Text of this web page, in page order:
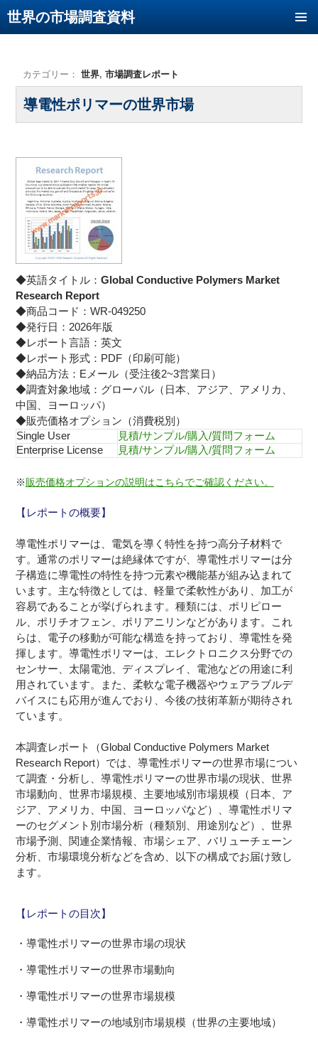
世界の市場調査資料
カテゴリー： 世界, 市場調査レポート
導電性ポリマーの世界市場
◆英語タイトル： Global Conductive Polymers Market
Research Report
◆商品コード：WR-049250
◆発行日：2026年版
◆レポート言語：英文
◆レポート形式：PDF（印刷可能）
◆納品方法：Eメール（受注後2~3営業日）
◆調査対象地域：グローバル（日本、アジア、アメリカ、
中国、ヨーロッパ）
◆販売価格オプション（消費税別）
Single User
見積/サンプル/購入/質問フォーム
Enterprise License
見積/サンプル/購入/質問フォーム
※販売価格オプションの説明はこちらでご確認ください。
【レポートの概要】
導電性ポリマーは、電気を導く特性を持つ高分子材料で
す。通常のポリマーは絶縁体ですが、導電性ポリマーは分
子構造に導電性の特性を持つ元素や機能基が組み込まれて
います。主な特徴としては、軽量で柔軟性があり、加工が
容易であることが挙げられます。種類には、ポリピロー
ル、ポリチオフェン、ポリアニリンなどがあります。これ
らは、電子の移動が可能な構造を持っており、導電性を発
揮します。導電性ポリマーは、エレクトロニクス分野での
センサー、太陽電池、ディスプレイ、電池などの用途に利
用されています。また、柔軟な電子機器やウェアラブルデ
バイスにも応用が進んでおり、今後の技術革新が期待され
ています。
本調査レポート（Global Conductive Polymers Market
Research Report）では、導電性ポリマーの世界市場につい
て調査・分析し、導電性ポリマーの世界市場の現状、世界
市場動向、世界市場規模、主要地域別市場規模（日本、ア
ジア、アメリカ、中国、ヨーロッパなど）、導電性ポリマ
ーのセグメント別市場分析（種類別、用途別など）、世界
市場予測、関連企業情報、市場シェア、バリューチェーン
分析、市場環境分析などを含め、以下の構成でお届け致し
ます。
【レポートの目次】
・導電性ポリマーの世界市場の現状
・導電性ポリマーの世界市場動向
・導電性ポリマーの世界市場規模
・導電性ポリマーの地域別市場規模（世界の主要地域）